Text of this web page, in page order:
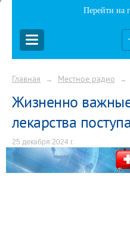
Перейти на
Главная → Местное радио →
Жизненно
лекарства
25 декабря 2024 г.